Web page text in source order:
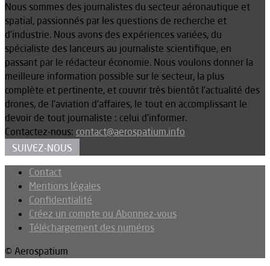
Nous sommes des journalistes du secteur aéronautique et
spatial, passionnés par les questions de recherche et
d’industrie. Nous avons des expériences variées, du
spécialiste des lanceurs au journaliste scientifique, en
passant par le rédacteur économie. Nous voulons donner la
meilleure information possible sur le secteur, la plus
complète et pertinente, et couvrir très bientôt l’actualité des
drones, de l’aviation d’affaires, le tout en accomplissant le
devoir de tout journaliste : celui d’informer.
Contactez-nous: contact@aerospatium.info
SUIVEZ-NOUS
Contact
Mentions légales
Confidentialité
Créez un compte ou Abonnez-vous
Téléchargement des numéros
© Aerospatium